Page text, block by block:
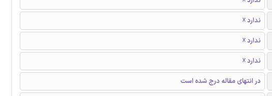
ندارد ☓
ندارد ☓
ندارد ☓
در انتهای مقاله درج شده است